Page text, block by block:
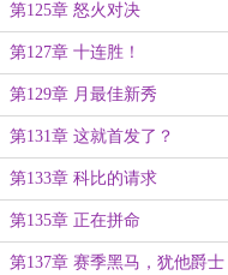
第125章 怒火对决
第127章 十连胜！
第129章 月最佳新秀
第131章 这就首发了？
第133章 科比的请求
第135章 正在拼命
第137章 赛季黑马，犹他爵士